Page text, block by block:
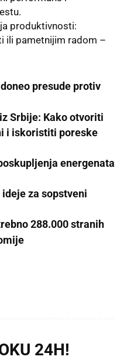
produktivnosti:
ili pametnijim radom –
presude protiv
Srbije: Kako otvoriti
i iskoristiti poreske
energenata
za sopstveni
288.000 stranih
24H!